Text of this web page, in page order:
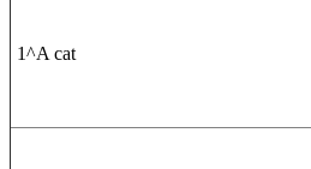
1^A cat